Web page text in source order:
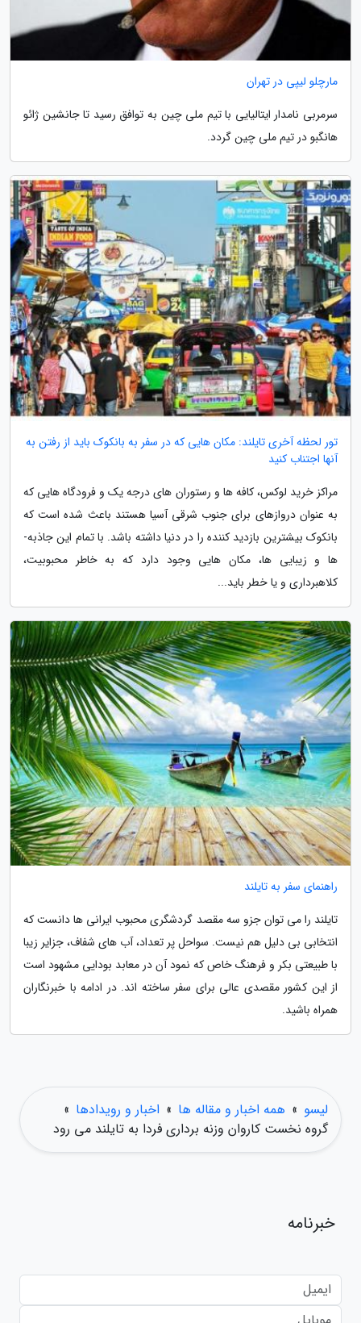
مارچلو لیپی در تهران
سرمربی نامدار ایتالیایی با تیم ملی چین به توافق رسید تا جانشین ژائو
هانگبو در تیم ملی چین گردد.
تور لحظه آخری تایلند: مکان هایی که در سفر به بانکوک باید از رفتن به
آنها اجتناب کنید
مراکز خرید لوکس، کافه­ ها و رستوران ­های درجه یک و فرودگاه ­هایی که
به عنوان دروازه­ای برای جنوب شرقی آسیا هستند باعث شده است که
بانکوک بیشترین بازدید کننده را در دنیا داشته باشد. با تمام این جاذبه­
ها و زیبایی­ ها، مکان­ هایی وجود دارد که به خاطر محبوبیت،
کلاهبرداری و یا خطر باید...
راهنمای سفر به تایلند
تایلند را می توان جزو سه مقصد گردشگری محبوب ایرانی ها دانست که
انتخابی بی دلیل هم نیست. سواحل پر تعداد، آب های شفاف، جزایر زیبا
با طبیعتی بکر و فرهنگ خاص که نمود آن در معابد بودایی مشهود است
از این کشور مقصدی عالی برای سفر ساخته اند. در ادامه با خبرنگاران
همراه باشید.
لیسو » همه اخبار و مقاله ها » اخبار و رویدادها »
گروه نخست کاروان وزنه برداری فردا به تایلند می رود
خبرنامه